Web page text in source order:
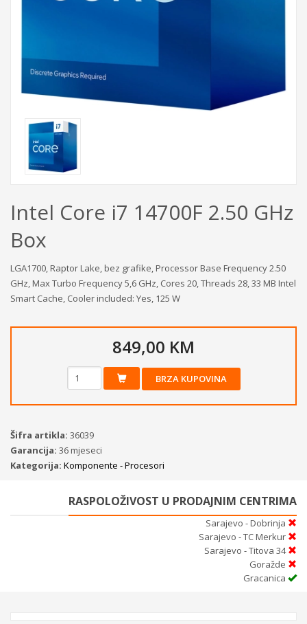
Intel Core i7 14700F 2.50 GHz
Box
LGA1700, Raptor Lake, bez grafike, Processor Base Frequency 2.50
GHz, Max Turbo Frequency 5,6 GHz, Cores 20, Threads 28, 33 MB Intel
Smart Cache, Cooler included: Yes, 125 W
849,00 KM
BRZA KUPOVINA
Šifra artikla: 36039
Garancija: 36 mjeseci
Kategorija: Komponente - Procesori
RASPOLOŽIVOST U PRODAJNIM CENTRIMA
Sarajevo - Dobrinja
Sarajevo - TC Merkur
Sarajevo - Titova 34
Goražde
Gracanica